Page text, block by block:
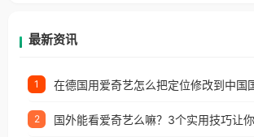
最新资讯
1
2